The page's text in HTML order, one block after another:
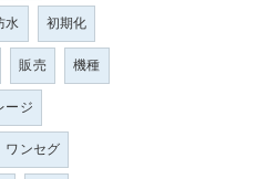
水
初期化
販売
機種
ージ
ワンセグ